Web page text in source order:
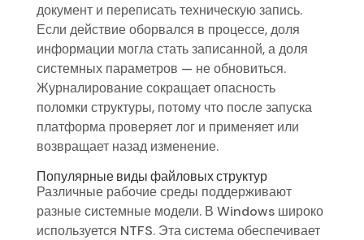
документ и переписать техническую запись.
Если действие оборвался в процессе, доля
информации могла стать записанной, а доля
системных параметров — не обновиться.
Журналирование сокращает опасность
поломки структуры, потому что после запуска
платформа проверяет лог и применяет или
возвращает назад изменение.
Популярные виды файловых структур
Различные рабочие среды поддерживают
разные системные модели. В Windows широко
используется NTFS. Эта система обеспечивает